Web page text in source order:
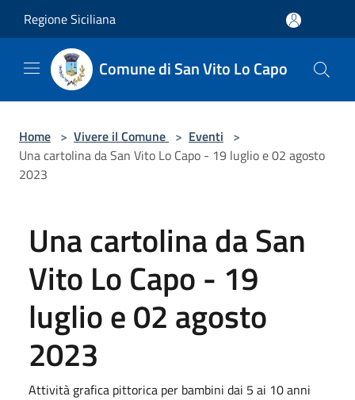
Regione Siciliana
Comune di San Vito Lo Capo
Home > Vivere il Comune > Eventi >
Una cartolina da San Vito Lo Capo - 19 luglio e 02 agosto
2023
Una cartolina da San
Vito Lo Capo - 19
luglio e 02 agosto
2023
Attività grafica pittorica per bambini dai 5 ai 10 anni